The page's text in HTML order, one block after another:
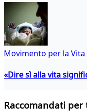
Movimento per la Vita
«Dire sì alla vita
Raccomandati per